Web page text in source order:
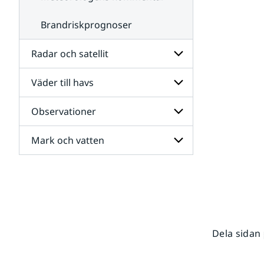
Brandriskprognoser
Radar och satellit
Undersidor
för
Radar
och
satellit
Väder till havs
Undersidor
för
Väder
till
havs
Observationer
Undersidor
för
Mark och vatten
Dela sidan